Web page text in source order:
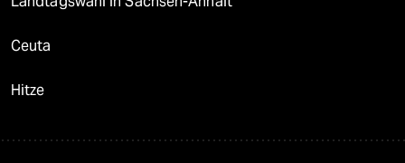
Ceuta
Hitze